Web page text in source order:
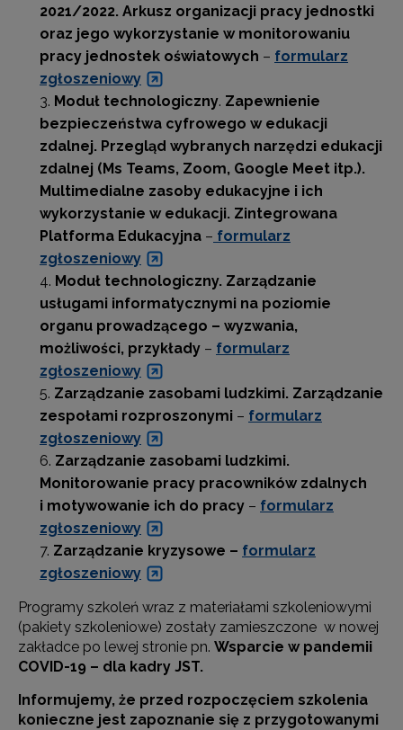
2021/2022. Arkusz organizacji pracy jednostki
oraz jego wykorzystanie w monitorowaniu
pracy jednostek oświatowych – formularz
zgłoszeniowy
Moduł technologiczny. Zapewnienie
bezpieczeństwa cyfrowego w edukacji
zdalnej. Przegląd wybranych narzędzi edukacji
zdalnej (Ms Teams, Zoom, Google Meet itp.).
Multimedialne zasoby edukacyjne i ich
wykorzystanie w edukacji. Zintegrowana
Platforma Edukacyjna – formularz
zgłoszeniowy
Moduł technologiczny. Zarządzanie
usługami informatycznymi na poziomie
organu prowadzącego – wyzwania,
możliwości, przykłady – formularz
zgłoszeniowy
Zarządzanie zasobami ludzkimi. Zarządzanie
zespołami rozproszonymi – formularz
zgłoszeniowy
Zarządzanie zasobami ludzkimi.
Monitorowanie pracy pracowników zdalnych
i motywowanie ich do pracy – formularz
zgłoszeniowy
Zarządzanie kryzysowe – formularz
zgłoszeniowy
Programy szkoleń wraz z materiałami szkoleniowymi
(pakiety szkoleniowe) zostały zamieszczone w nowej
zakładce po lewej stronie pn. Wsparcie w pandemii
COVID-19 – dla kadry JST.
Informujemy, że przed rozpoczęciem szkolenia
konieczne jest zapoznanie się z przygotowanymi